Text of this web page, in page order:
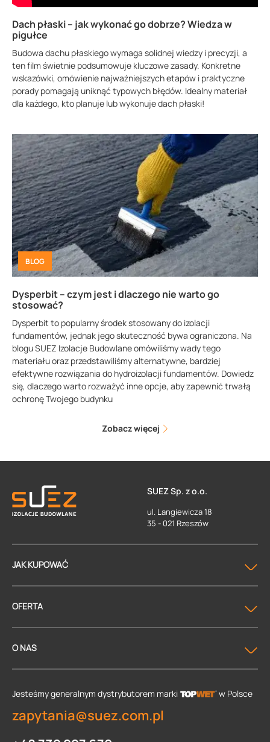
Dach płaski – jak wykonać go dobrze? Wiedza w
pigułce
Budowa dachu płaskiego wymaga solidnej wiedzy i precyzji, a
ten film świetnie podsumowuje kluczowe zasady. Konkretne
wskazówki, omówienie najważniejszych etapów i praktyczne
porady pomagają uniknąć typowych błędów. Idealny materiał
dla każdego, kto planuje lub wykonuje dach płaski!
BLOG
Dysperbit – czym jest i dlaczego nie warto go
stosować?
Dysperbit to popularny środek stosowany do izolacji
fundamentów, jednak jego skuteczność bywa ograniczona. Na
blogu SUEZ Izolacje Budowlane omówiliśmy wady tego
materiału oraz przedstawiliśmy alternatywne, bardziej
efektywne rozwiązania do hydroizolacji fundamentów. Dowiedz
się, dlaczego warto rozważyć inne opcje, aby zapewnić trwałą
ochronę Twojego budynku
Zobacz więcej
SUEZ Sp. z o.o.
ul. Langiewicza 18
35 - 021 Rzeszów
JAK KUPOWAĆ
OFERTA
O NAS
Jesteśmy generalnym dystrybutorem marki w Polsce
zapytania@suez.com.pl